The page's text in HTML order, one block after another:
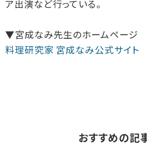
ア出演など行っている。
▼宮成なみ先生のホームページ
料理研究家 宮成なみ公式サイト
おすすめの記